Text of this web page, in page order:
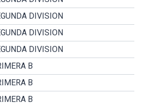
DIVISION
DIVISION
DIVISION
B
B
B